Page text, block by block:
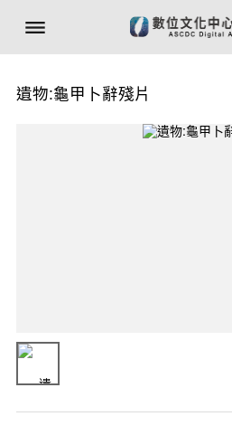
遺物:龜甲卜辭殘片